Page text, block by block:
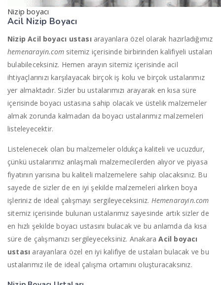
Nizip boyacı
Acil Nizip Boyacı
Nizip Acil boyacı ustası arayanlara özel olarak hazırladığımız
hemenarayin.com sitemiz içerisinde birbirinden kalifiyeli ustaları
bulabileceksiniz. Hemen arayın sitemiz içerisinde acil
ihtiyaçlarınızı karşılayacak birçok iş kolu ve birçok ustalarımız
yer almaktadır. Sizler bu ustalarımızı arayarak en kısa süre
içerisinde boyacı ustasına sahip olacak ve üstelik malzemeler
almak zorunda kalmadan da boyacı ustalarımız malzemeleri
listeleyecektir.
Listelenecek olan bu malzemeler oldukça kaliteli ve ucuzdur,
çünkü ustalarımız anlaşmalı malzemecilerden alıyor ve piyasa
fiyatının yarısına bu kaliteli malzemelere sahip olacaksınız. Bu
sayede de sizler de en iyi şekilde malzemeleri alırken boya
işleriniz de ideal çalışmayı sergileyeceksiniz. Hemenarayin.com
sitemiz içerisinde bulunan ustalarımız sayesinde artık sizler de
en hızlı şekilde boyacı ustasını bulacak ve bu anlamda da kısa
süre de çalışmanızı sergileyeceksiniz. AnakaraAcil boyacı
ustası arayanlara özel en iyi kalifiye de ustaları bulacak ve bu
ustalarımız ile de ideal çalışma ortamını oluşturacaksınız.